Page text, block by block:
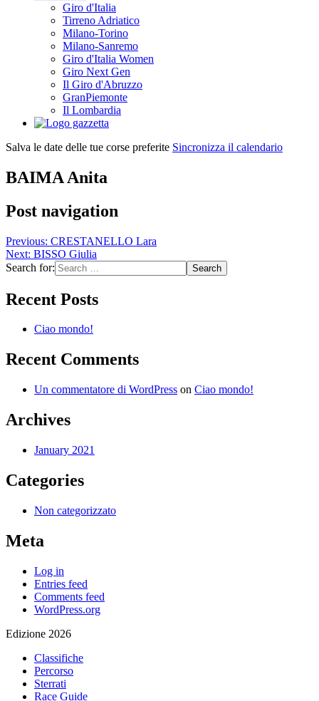
Giro d'Italia
Tirreno Adriatico
Milano-Torino
Milano-Sanremo
Giro d'Italia Women
Giro Next Gen
Il Giro d'Abruzzo
GranPiemonte
Il Lombardia
Salva le date delle tue corse preferite Sincronizza il calendario
BAIMA Anita
Post navigation
Previous: CRESTANELLO Lara
Next: BISSO Giulia
Search for:
Recent Posts
Ciao mondo!
Recent Comments
Un commentatore di WordPress on Ciao mondo!
Archives
January 2021
Categories
Non categorizzato
Meta
Log in
Entries feed
Comments feed
WordPress.org
Edizione 2026
Classifiche
Percorso
Sterrati
Race Guide